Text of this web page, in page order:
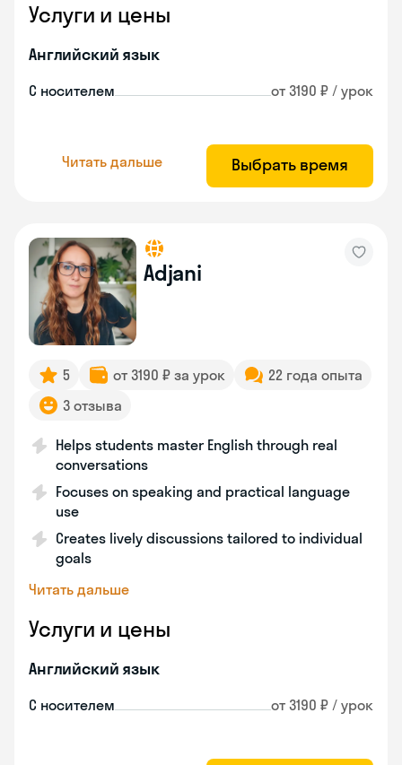
Услуги и цены
Английский язык
С носителем от 3190 ₽ / урок
Читать дальше Выбрать время
Adjani
5 от 3190 ₽ за урок
22 года опыта
3 отзыва
Helps students master English through real
conversations
Focuses on speaking and practical language
use
Creates lively discussions tailored to individual
goals
Читать дальше
Услуги и цены
Английский язык
С носителем от 3190 ₽ / урок